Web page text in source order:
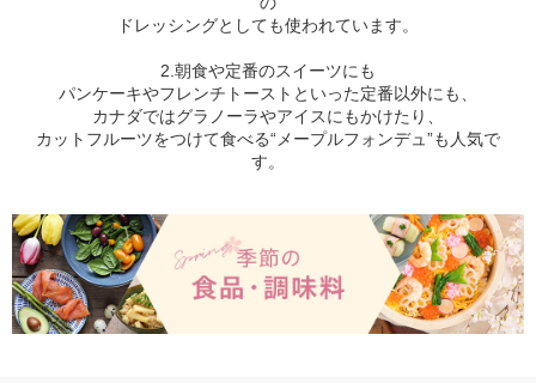
ドレッシングとしても使われています。
2.朝食や定番のスイーツにも
パンケーキやフレンチトーストといった定番以外にも、
カナダではグラノーラやアイスにもかけたり、
カットフルーツをつけて食べる“メープルフォンデュ”も人気で
す。